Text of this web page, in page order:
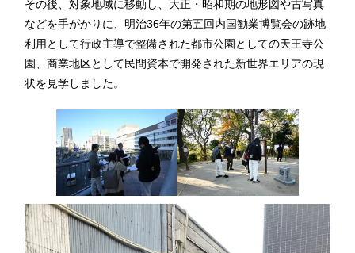
その後、対象地域に移動し、大正・昭和期の地形図や古写真
などを手がかりに、明治36年の第五回内国勧業博覧会の跡地
利用として行政主導で整備された都市公園としての天王寺公
園、商業地区として民間資本で開発された新世界エリアの現
状を見学しました。